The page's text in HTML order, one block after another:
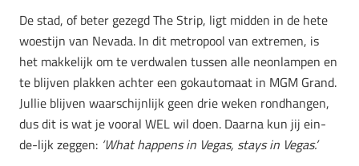
De stad, of beter gezegd The Strip, ligt midden in de hete
woestijn van Nevada. In dit metropool van extremen, is
het makkelijk om te verdwalen tussen alle neonlampen en
te blijven plakken achter een gokautomaat in MGM Grand.
Jullie blijven waarschijnlijk geen drie weken rondhangen,
dus dit is wat je vooral WEL wil doen. Daarna kun jij ein-
de-lijk zeggen: ‘What happens in Vegas, stays in Vegas.’